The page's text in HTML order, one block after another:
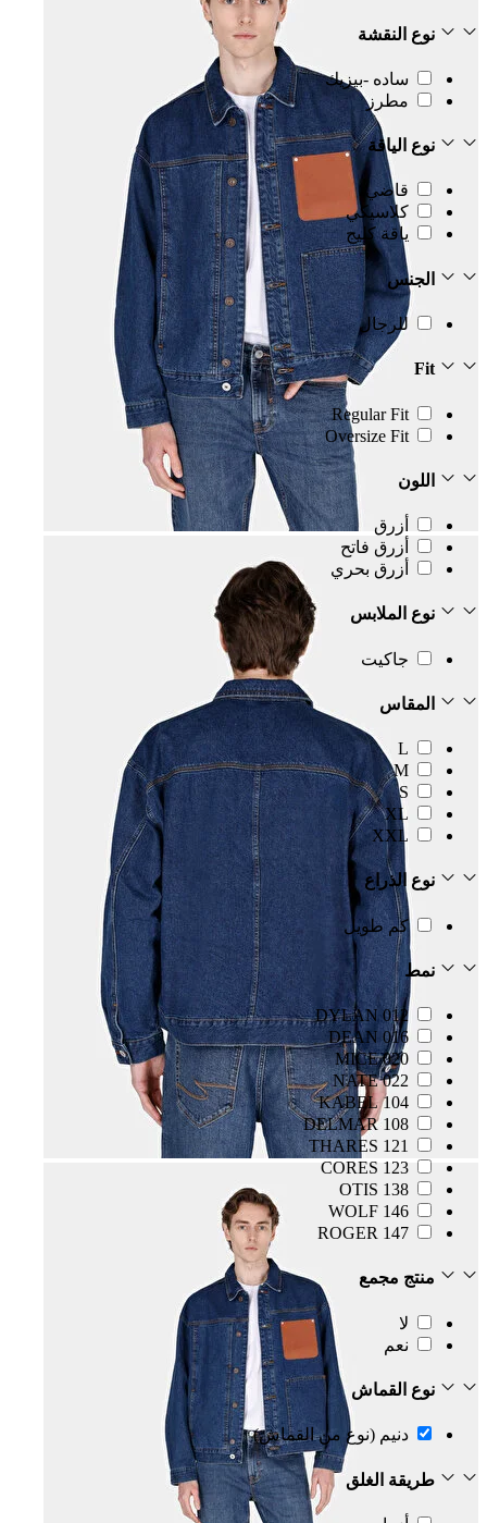
نوع النقشة
ساده -بيزيك
مطرز
نوع الياقة
قاضي
كلاسيكي
ياقة كليج
الجنس
للرجال
Fit
Regular Fit
Oversize Fit
اللون
أزرق
أزرق فاتح
أزرق بحري
نوع الملابس
جاكيت
المقاس
L
M
S
XL
XXL
نوع الذراع
كم طويل
نمط
012 DYLAN
016 DEAN
020 MICE
022 NATE
104 KABEL
108 DELMAR
121 THARES
123 CORES
138 OTIS
146 WOLF
147 ROGER
منتج مجمع
لا
نعم
نوع القماش
دنيم (نوع من القماش)
طريقة الغلق